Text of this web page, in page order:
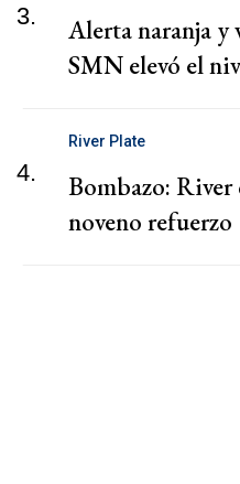
3.
Alerta naranja y
SMN elevó el
4.
River Plate
Bombazo: River
noveno refuerzo